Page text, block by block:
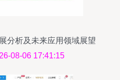
分析及未来应用领域展望
08-06 17:41:15